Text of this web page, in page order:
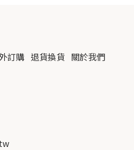
訂購 退貨換貨 關於我們